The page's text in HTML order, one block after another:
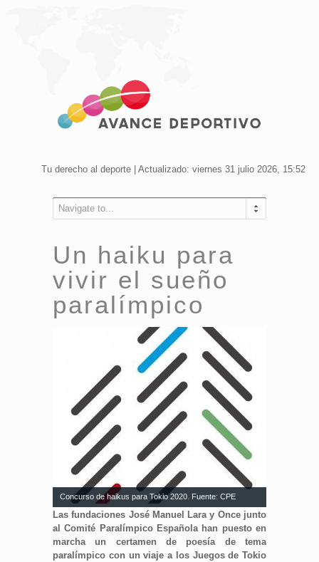
Tu derecho al deporte | Actualizado: viernes 31 julio 2026, 15:52
Navigate to...
Un haiku para
vivir el sueño
paralímpico
Concurso de haikus para Tokio 2020. Fuente: CPE
Las fundaciones José Manuel Lara y Once junto
al Comité Paralímpico Española han puesto en
marcha un certamen de poesía de tema
paralímpico con un viaje a los Juegos de Tokio